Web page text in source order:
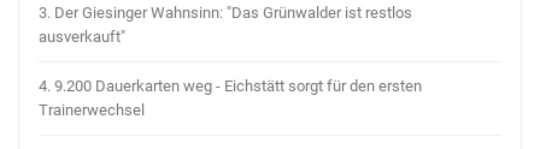
3. Der Giesinger Wahnsinn: "Das Grünwalder ist restlos
ausverkauft"
4. 9.200 Dauerkarten weg - Eichstätt sorgt für den ersten
Trainerwechsel